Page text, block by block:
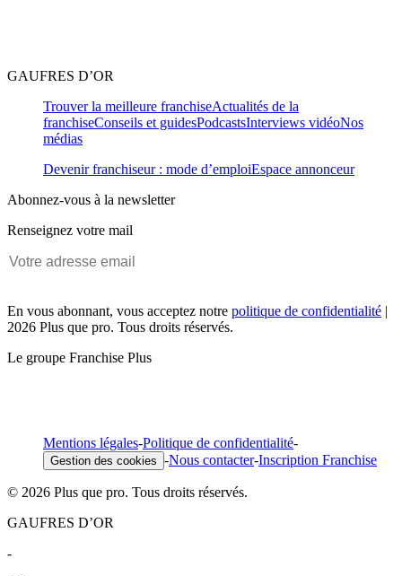
GAUFRES D’OR
Trouver la meilleure franchiseActualités de la
franchiseConseils et guidesPodcastsInterviews vidéoNos
médias
Devenir franchiseur : mode d’emploiEspace annonceur
Abonnez-vous à la newsletter
Renseignez votre mail
En vous abonnant, vous acceptez notre politique de confidentialité |
2026 Plus que pro. Tous droits réservés.
Le groupe Franchise Plus
Mentions légales-Politique de confidentialité-
Gestion des cookies -Nous contacter-Inscription Franchise
© 2026 Plus que pro. Tous droits réservés.
GAUFRES D’OR
-